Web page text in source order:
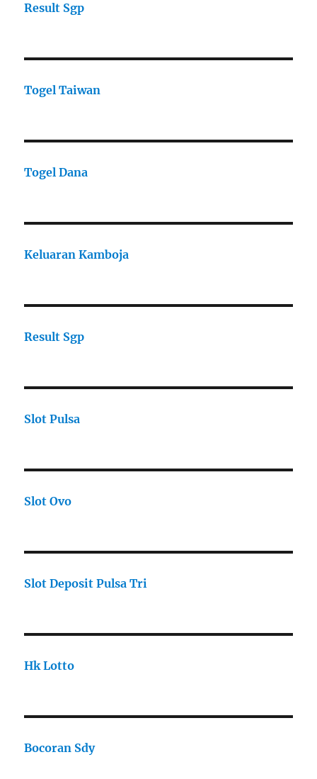
Result Sgp
Togel Taiwan
Togel Dana
Keluaran Kamboja
Result Sgp
Slot Pulsa
Slot Ovo
Slot Deposit Pulsa Tri
Hk Lotto
Bocoran Sdy